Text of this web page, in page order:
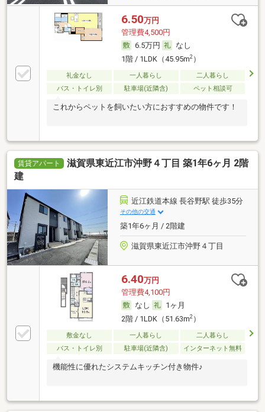
6.50万円
管理費4,500円
6.5万円
なし
1階 / 1LDK（45.95m2）
礼金なし 一人暮らし
二人暮らし
バス・トイレ別
駐車場(近隣含) ペット相談可
これからペットを飼いたい方におすすめの物件です！
賃貸アパート
滋賀県東近江市沖野４丁目 築1年6ヶ月 2階
建
近江鉄道本線 長谷野駅 徒歩35分
その他の交通
築1年6ヶ月 / 2階建
滋賀県東近江市沖野４丁目
6.40万円
管理費4,100円
なし
1ヶ月
2階 / 1LDK（51.63m2）
敷金なし 一人暮らし
二人暮らし
バス・トイレ別
駐車場(近隣含) インターネット無料
機能性に優れたシステムキッチン付き物件♪